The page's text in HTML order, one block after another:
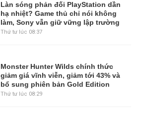
Làn sóng phản đối PlayStation dần
hạ nhiệt? Game thủ chỉ nói không
làm, Sony vẫn giữ vững lập trường
Thứ tư lúc 08:37
Monster Hunter Wilds chính thức
giảm giá vĩnh viễn, giảm tới 43% và
bổ sung phiên bản Gold Edition
Thứ tư lúc 08:29